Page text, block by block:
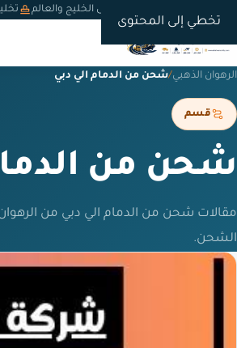
تخطي إلى المحتوى
شحن دولي من السعودية إلى الخليج والعالم
الرهوان الذهبي/شحن من الدمام الي دبي
قسم
شحن من
مقالات شحن من الدمام الي دبي من
الشحن.